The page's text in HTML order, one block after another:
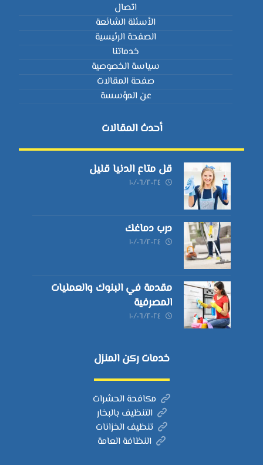
اتصال
الأسئلة الشائعة
الصفحة الرئيسية
خدماتنا
سياسة الخصوصية
صفحة المقالات
عن المؤسسة
أحدث المقالات
قل متاع الدنيا قليل
١٠/٠٦/٢٠٢٤
درب دماغك
١٠/٠٦/٢٠٢٤
مقدمة في البنوك والعمليات
المصرفية
١٠/٠٦/٢٠٢٤
خدمات ركن المنزل
مكافحة الحشرات
التنظيف بالبخار
تنظيف الخزانات
النظافة العامة